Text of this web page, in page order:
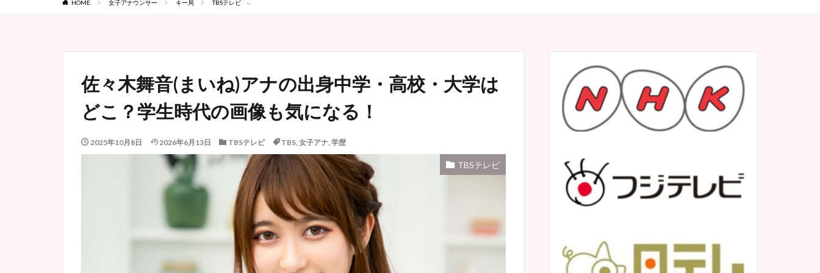
HOME 女子アナウンサー キー局 TBSテレビ
佐々木舞音(まいね)アナの出身中学・高校・大学は
どこ？学生時代の画像も気になる！
2025年10月8日 2026年6月13日 TBSテレビ TBS, 女子アナ, 学歴
TBSテレビ